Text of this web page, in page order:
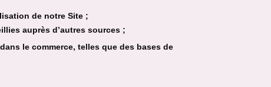
de notre Site ;
auprès d’autres sources ;
le commerce, telles que des bases de